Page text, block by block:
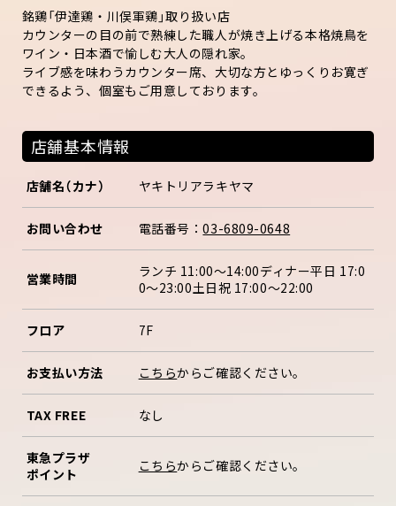
銘鶏「伊達鶏・川俣軍鶏」取り扱い店
カウンターの目の前で熟練した職人が焼き上げる本格焼鳥を
ワイン・日本酒で愉しむ大人の隠れ家。
ライブ感を味わうカウンター席、大切な方とゆっくりお寛ぎ
できるよう、個室もご用意しております。
店舗基本情報
店舗名（カナ） ヤキトリアラキヤマ
お問い合わせ 電話番号：03-6809-0648
営業時間
ランチ 11:00～14:00ディナー平日 17:0
0～23:00土日祝 17:00～22:00
フロア 7F
お支払い方法 こちらからご確認ください。
TAX FREE なし
東急プラザ
ポイント
こちらからご確認ください。